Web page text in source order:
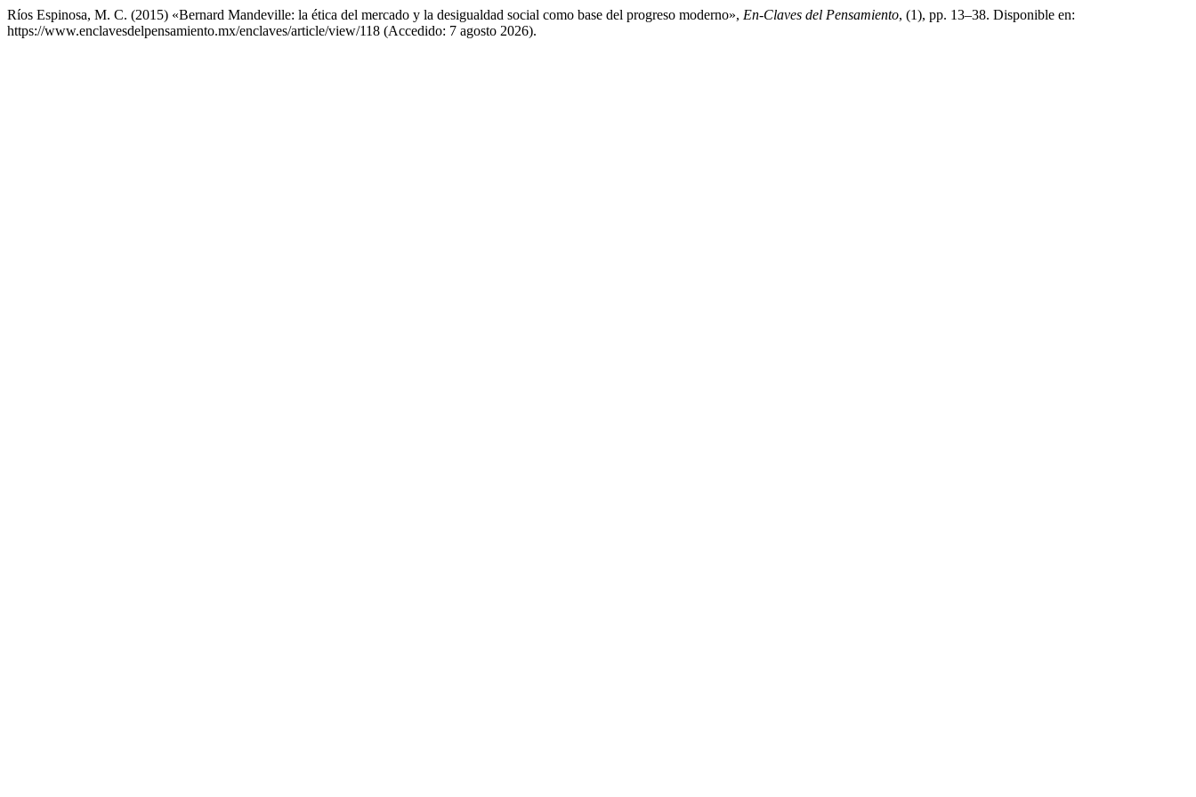
Ríos Espinosa, M. C. (2015) «Bernard Mandeville: la ética del mercado y la desigualdad social como base del progreso moderno», En-Claves del Pensamiento, (1), pp. 13–38. Disponible en:
https://www.enclavesdelpensamiento.mx/enclaves/article/view/118 (Accedido: 7 agosto 2026).